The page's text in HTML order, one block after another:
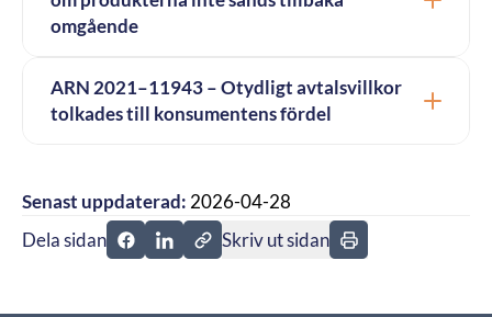
omgående
ARN 2021–11943 – Otydligt avtalsvillkor
tolkades till konsumentens fördel
Senast uppdaterad: 2026-04-28
Dela sidan
Dela sidan på Facebook
Dela sidan på Linkedin
Skriv ut sidan